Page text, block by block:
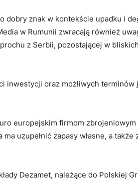
dobry znak w kontekście upadku i
w Rumunii zwracają również
z Serbii, pozostającej w bliskich
inwestycji oraz możliwych terminów
europejskim firmom zbrojeniowym
uzupełnić zapasy własne, a także
Dezamet, należące do Polskiej